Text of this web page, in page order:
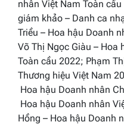
nhân Việt Nam Toàn cầu
giám khảo – Danh ca
Triều – Hoa hậu Doanh
Võ Thị Ngọc Giàu – Hoa
Toàn cầu 2022; Phạm
Thương hiệu Việt Nam
Hoa hậu Doanh nhân
Hoa hậu Doanh nhân
Hồng – Hoa hậu Doanh